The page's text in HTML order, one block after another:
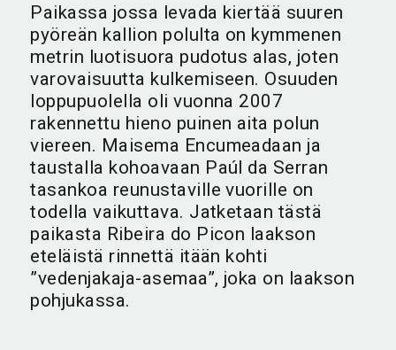
Paikassa jossa levada kiertää suuren
pyöreän kallion polulta on kymmenen
metrin luotisuora pudotus alas, joten
varovaisuutta kulkemiseen. Osuuden
loppupuolella oli vuonna 2007
rakennettu hieno puinen aita polun
viereen. Maisema Encumeadaan ja
taustalla kohoavaan Paúl da Serran
tasankoa reunustaville vuorille on
todella vaikuttava. Jatketaan tästä
paikasta Ribeira do Picon laakson
eteläistä rinnettä itään kohti
”vedenjakaja-asemaa”, joka on laakson
pohjukassa.